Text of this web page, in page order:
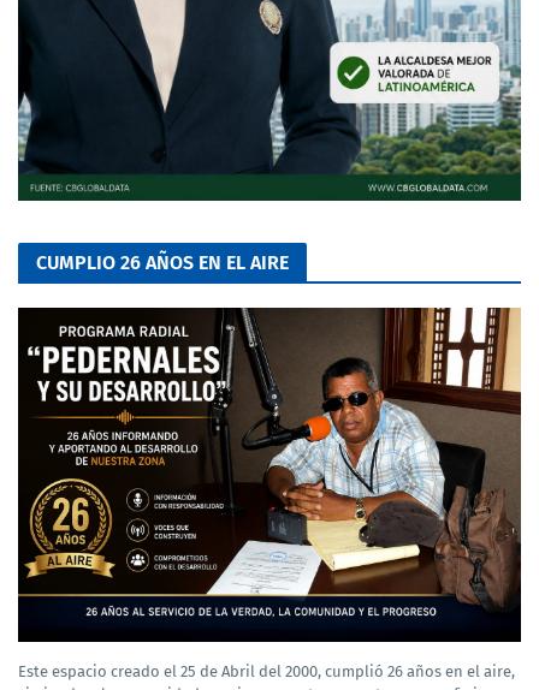
CUMPLIO 26 AÑOS EN EL AIRE
Este espacio creado el 25 de Abril del 2000, cumplió 26 años en el aire,